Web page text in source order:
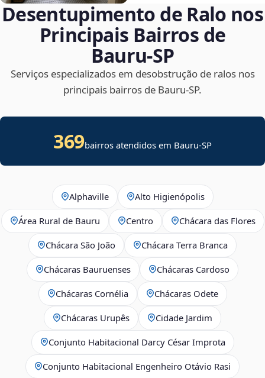
Desentupimento de Ralo nos
Principais Bairros de
Bauru‑SP
Serviços especializados em desobstrução de ralos nos
principais bairros de Bauru‑SP.
369bairros atendidos em Bauru-SP
Alphaville Alto Higienópolis
Área Rural de Bauru Centro Chácara das Flores
Chácara São João Chácara Terra Branca
Chácaras Bauruenses Chácaras Cardoso
Chácaras Cornélia Chácaras Odete
Chácaras Urupês Cidade Jardim
Conjunto Habitacional Darcy César Improta
Conjunto Habitacional Engenheiro Otávio Rasi